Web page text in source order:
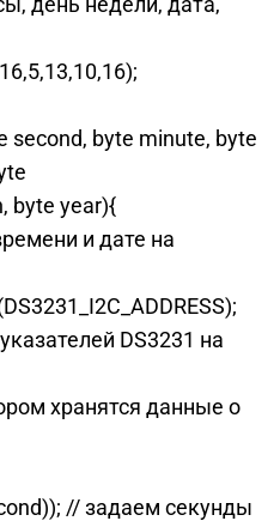
second, byte minute, byte
byte year){
и дате на
DS3231 на
хранятся данные о
// задаем секунды